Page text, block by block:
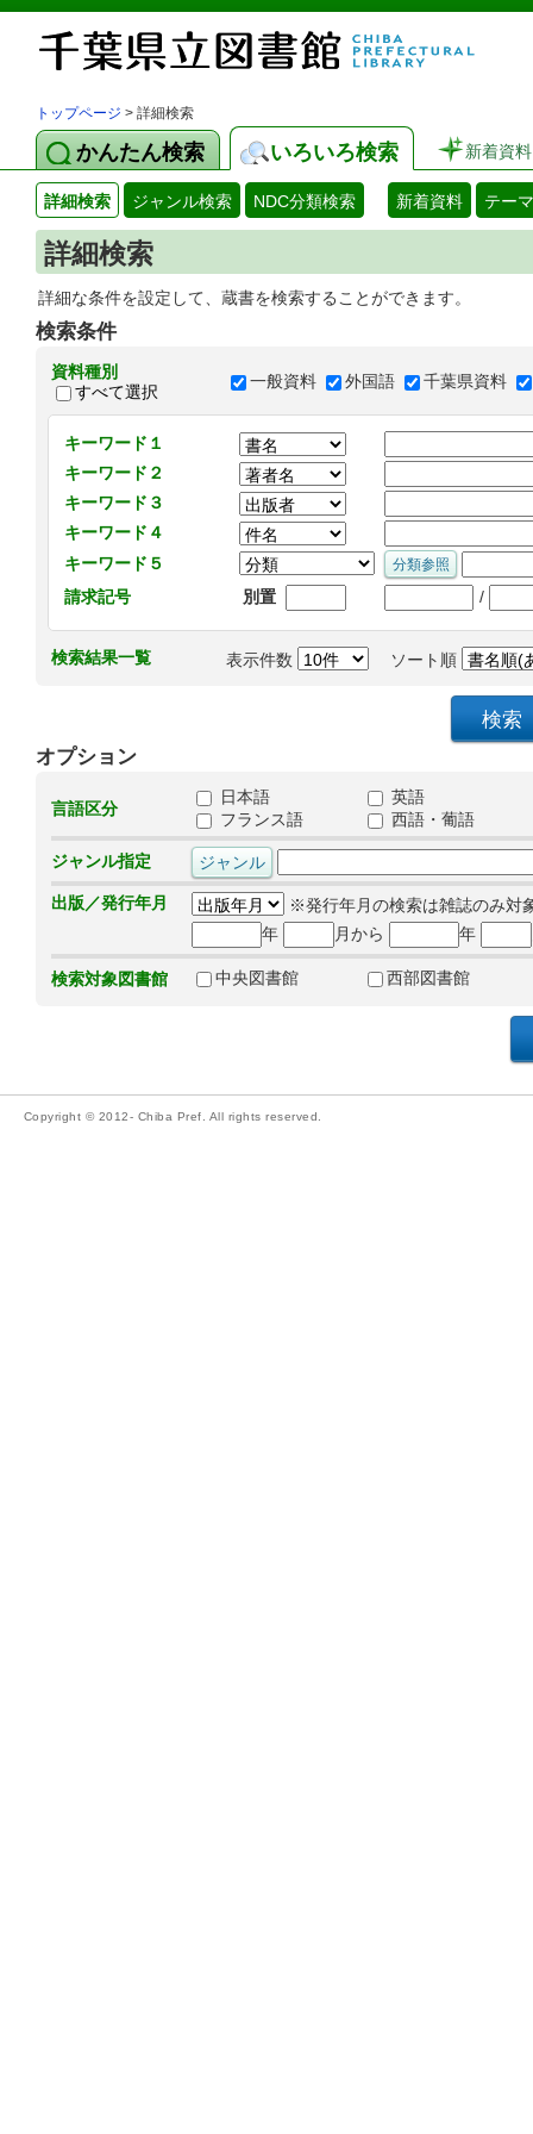
トップページ > 詳細検索
かんたん検索 いろいろ検索 新着資料
詳細検索 ジャンル検索 NDC分類検索 新着資料 テー
詳細検索
詳細な条件を設定して、蔵書を検索することができます。
検索条件
資料種別
すべて選択
一般資料 外国語 千葉県資料
キーワード１
キーワード２
キーワード３
キーワード４
キーワード５
請求記号
別置 /
検索結果一覧 表示件数 ソート順
オプション
言語区分
日本語
英語
フランス語
西語・葡語
ジャンル指定
出版／発行年月
※発行年月の検索は雑誌のみ対
年
月から 年
検索対象図書館 中央図書館 西部図書館
Copyright © 2012- Chiba Pref. All rights reserved.